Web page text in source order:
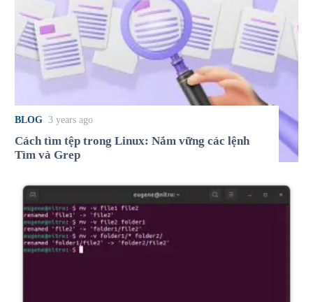
BLOG 3 years ago
Cách tìm tệp trong Linux: Nắm vững các lệnh
Tìm và Grep